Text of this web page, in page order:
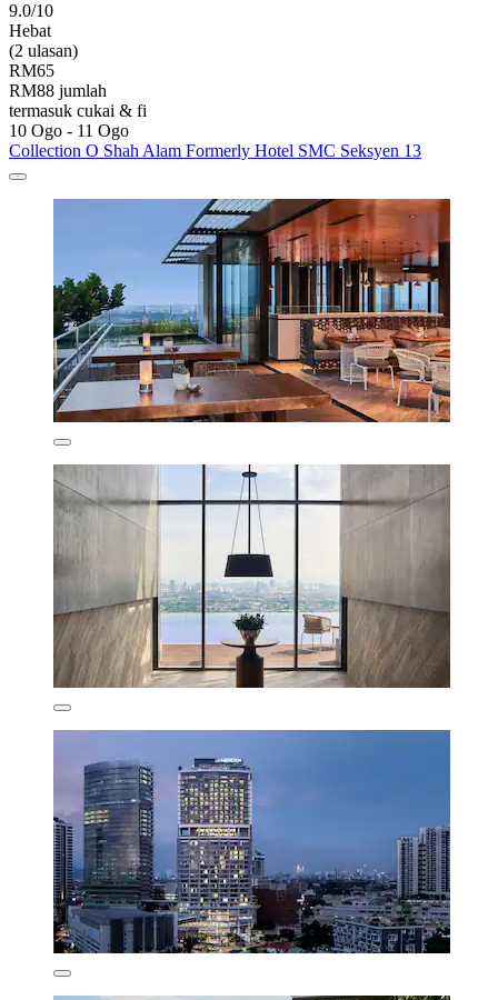
9.0/10
Hebat
(2 ulasan)
RM65
RM88 jumlah
termasuk cukai & fi
10 Ogo - 11 Ogo
Collection O Shah Alam Formerly Hotel SMC Seksyen 13